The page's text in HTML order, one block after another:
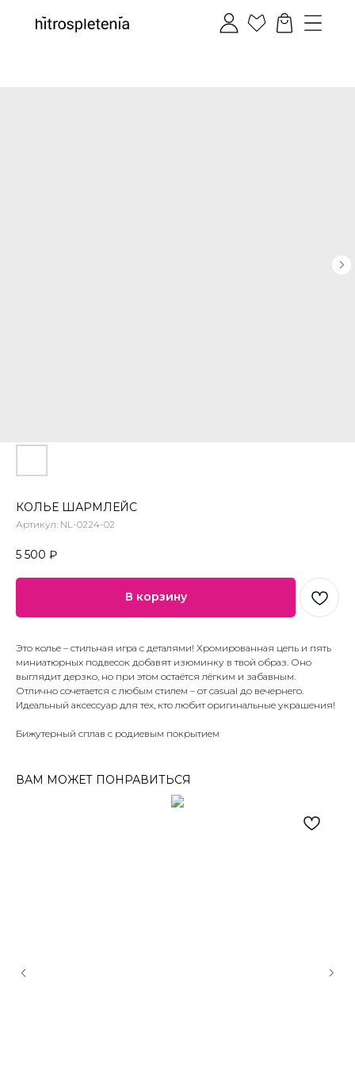
КОЛЬЕ ШАРМЛЕЙС
Артикул: NL-0224-02
5 500 ₽
В корзину
Это колье – стильная игра с деталями! Хромированная цепь и пять
миниатюрных подвесок добавят изюминку в твой образ. Оно
выглядит дерзко, но при этом остаётся лёгким и забавным.
Отлично сочетается с любым стилем – от casual до вечернего.
Идеальный аксессуар для тех, кто любит оригинальные украшения!
Бижутерный сплав с родиевым покрытием
ВАМ МОЖЕТ ПОНРАВИТЬСЯ